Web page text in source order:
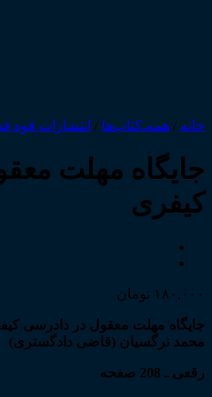
خانه / همه‌ـ‌کتاب‌ها / انتشارات قوه
جایگاه مهلت
کیفری
۱۸۰,۰۰۰ تومان
جایگاه مهلت معقول در دادرسی
محمد نرگسیان (قاضی دادگستری)
رقعی ـ 208 صفحه